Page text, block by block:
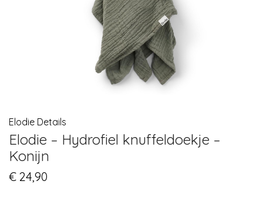
Elodie Details
Elodie – Hydrofiel knuffeldoekje –
Konijn
€ 24,90